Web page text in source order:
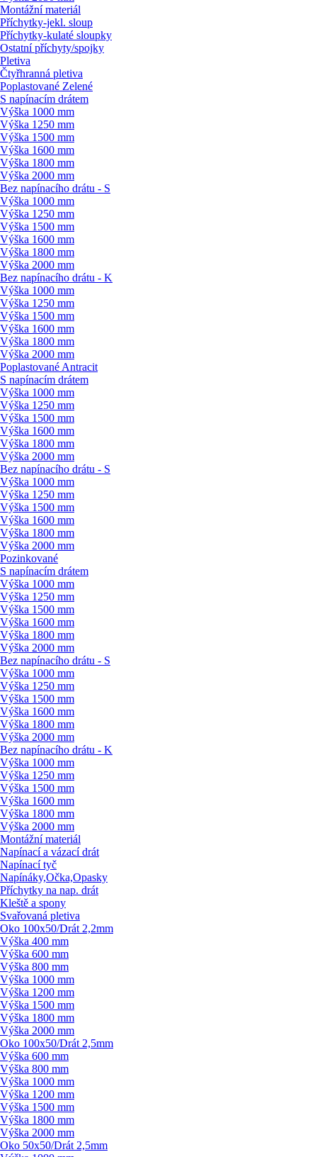
Montážní materiál
Příchytky-jekl. sloup
Příchytky-kulaté sloupky
Ostatní příchyty/spojky
Pletiva
Čtyřhranná pletiva
Poplastované Zelené
S napínacím drátem
Výška 1000 mm
Výška 1250 mm
Výška 1500 mm
Výška 1600 mm
Výška 1800 mm
Výška 2000 mm
Bez napínacího drátu - S
Výška 1000 mm
Výška 1250 mm
Výška 1500 mm
Výška 1600 mm
Výška 1800 mm
Výška 2000 mm
Bez napínacího drátu - K
Výška 1000 mm
Výška 1250 mm
Výška 1500 mm
Výška 1600 mm
Výška 1800 mm
Výška 2000 mm
Poplastované Antracit
S napínacím drátem
Výška 1000 mm
Výška 1250 mm
Výška 1500 mm
Výška 1600 mm
Výška 1800 mm
Výška 2000 mm
Bez napínacího drátu - S
Výška 1000 mm
Výška 1250 mm
Výška 1500 mm
Výška 1600 mm
Výška 1800 mm
Výška 2000 mm
Pozinkované
S napínacím drátem
Výška 1000 mm
Výška 1250 mm
Výška 1500 mm
Výška 1600 mm
Výška 1800 mm
Výška 2000 mm
Bez napínacího drátu - S
Výška 1000 mm
Výška 1250 mm
Výška 1500 mm
Výška 1600 mm
Výška 1800 mm
Výška 2000 mm
Bez napínacího drátu - K
Výška 1000 mm
Výška 1250 mm
Výška 1500 mm
Výška 1600 mm
Výška 1800 mm
Výška 2000 mm
Montážní materiál
Napínací a vázací drát
Napínací tyč
Napínáky,Očka,Opasky
Příchytky na nap. drát
Kleště a spony
Svařovaná pletiva
Oko 100x50/Drát 2,2mm
Výška 400 mm
Výška 600 mm
Výška 800 mm
Výška 1000 mm
Výška 1200 mm
Výška 1500 mm
Výška 1800 mm
Výška 2000 mm
Oko 100x50/Drát 2,5mm
Výška 600 mm
Výška 800 mm
Výška 1000 mm
Výška 1200 mm
Výška 1500 mm
Výška 1800 mm
Výška 2000 mm
Oko 50x50/Drát 2,5mm